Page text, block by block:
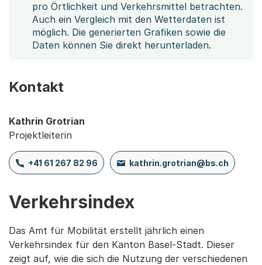
pro Örtlichkeit und Verkehrsmittel betrachten.
Auch ein Vergleich mit den Wetterdaten ist
möglich. Die generierten Grafiken sowie die
Daten können Sie direkt herunterladen.
Kontakt
Kathrin Grotrian
Projektleiterin
+41 61 267 82 96 kathrin.grotrian@bs.ch
Verkehrsindex
Das Amt für Mobilität erstellt jährlich einen
Verkehrsindex für den Kanton Basel-Stadt. Dieser
zeigt auf, wie die sich die Nutzung der verschiedenen